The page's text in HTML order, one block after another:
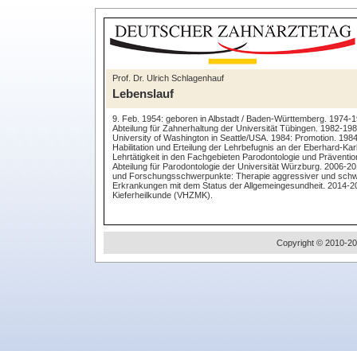
Prof. Dr. Ulrich Schlagenhauf
Lebenslauf
9. Feb. 1954: geboren in Albstadt / Baden-Württemberg.
Abteilung für Zahnerhaltung der Universität Tübingen. 1982-
University of Washington in Seattle/USA. 1984: Promotion.
Habilitation und Erteilung der Lehrbefugnis an der Eberhard-
Lehrtätigkeit in den Fachgebieten Parodontologie und
Abteilung für Parodontologie der Universität Würzburg. 2006-
und Forschungsschwerpunkte: Therapie aggressiver und
Erkrankungen mit dem Status der Allgemeingesundheit.
Kieferheilkunde (VHZMK).
Copyright © 2010-